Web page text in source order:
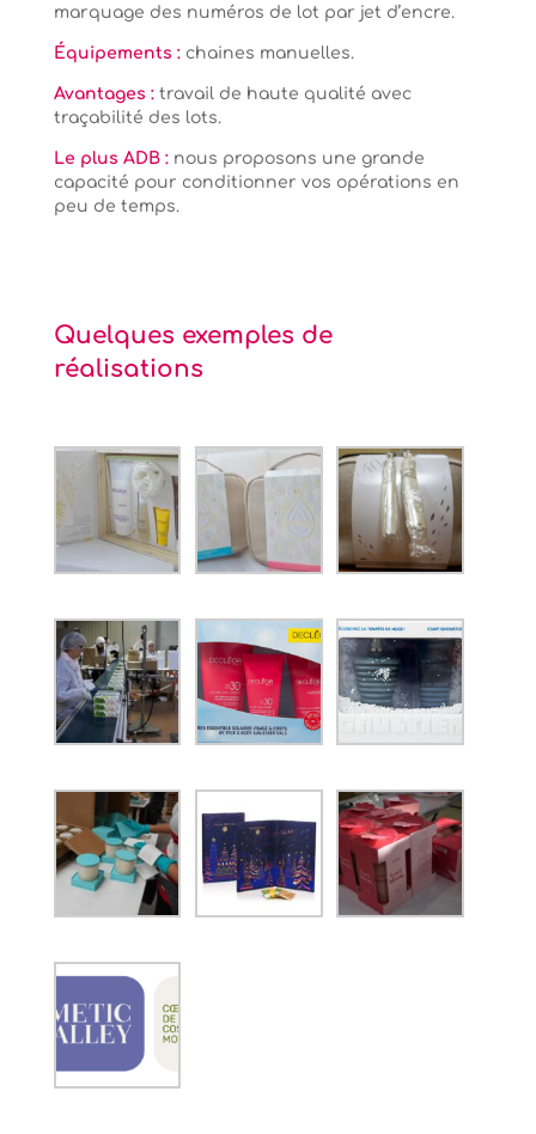
marquage des numéros de lot par jet d’encre.
Équipements :chaines manuelles.
Avantages :travail de haute qualité avec
traçabilité des lots.
Le plus ADB :nous proposons une grande
capacité pour conditionner vos opérations en
peu de temps.
Quelques exemples de
réalisations